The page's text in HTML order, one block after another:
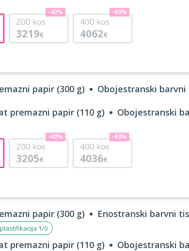
200 kos
3219€
-42%
400 kos
4062€
-63%
papir (300 g) Obojestranski barvni
premazni papir (110 g) Obojestranski
200 kos
3205€
-42%
400 kos
4036€
-63%
papir (300 g) Enostranski barvni
1/0
premazni papir (110 g) Obojestranski